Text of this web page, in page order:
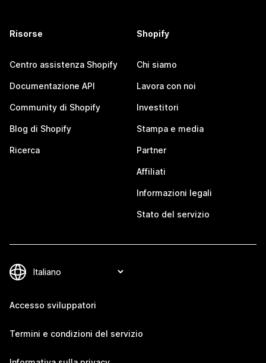
Risorse
Centro assistenza Shopify
Documentazione API
Community di Shopify
Blog di Shopify
Ricerca
Shopify
Chi siamo
Lavora con noi
Investitori
Stampa e media
Partner
Affiliati
Informazioni legali
Stato del servizio
Accesso sviluppatori
Termini e condizioni del servizio